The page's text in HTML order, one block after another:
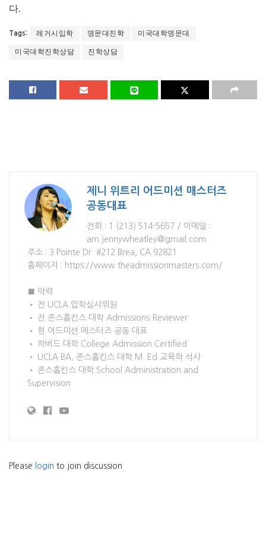
다.
Tags: 레거시입학 명문대진학 미국대학명문대
미국대학진학상담 진학상담
제니 위트리 어드미션 매스터즈
공동대표
전화 : 1 (213) 514-5657 / 이메일 :
am.jennywheatley@gmail.com
주소 : 3 Pointe Dr. #212 Brea, CA 92821
홈페이지 : https://www.theadmissionmasters.com/
■ 약력
• 전 UCLA 입학심사위원
• 전 존스홉킨스 대학 Admissions Reviewer
• 현 어드미션 매스터즈 공동 대표
• 하버드 대학 College Admission Certified
• UCLA BA, 존스홉킨스 대학 M. Ed 교육학 석사
• 존스홉킨스 대학 School Administration and
Supervision
Please login to join discussion